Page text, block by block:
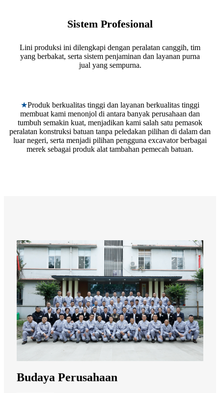
Sistem Profesional
Lini produksi ini dilengkapi dengan peralatan canggih, tim
yang berbakat, serta sistem penjaminan dan layanan purna
jual yang sempurna.
★Produk berkualitas tinggi dan layanan berkualitas tinggi
membuat kami menonjol di antara banyak perusahaan dan
tumbuh semakin kuat, menjadikan kami salah satu pemasok
peralatan konstruksi batuan tanpa peledakan pilihan di dalam dan
luar negeri, serta menjadi pilihan pengguna excavator berbagai
merek sebagai produk alat tambahan pemecah batuan.
Budaya Perusahaan